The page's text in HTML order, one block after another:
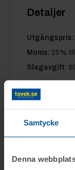
Samtycke
Denna
Detaljer
Utgångspris:
Moms: 25%
Slagavgift:
Modell: